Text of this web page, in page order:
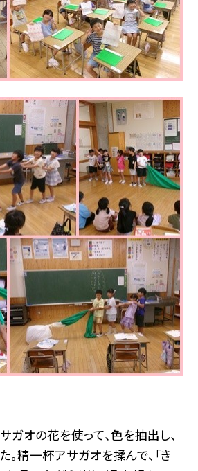
オの花を使って、色を抽出し、
精一杯アサガオを揉んで、「き